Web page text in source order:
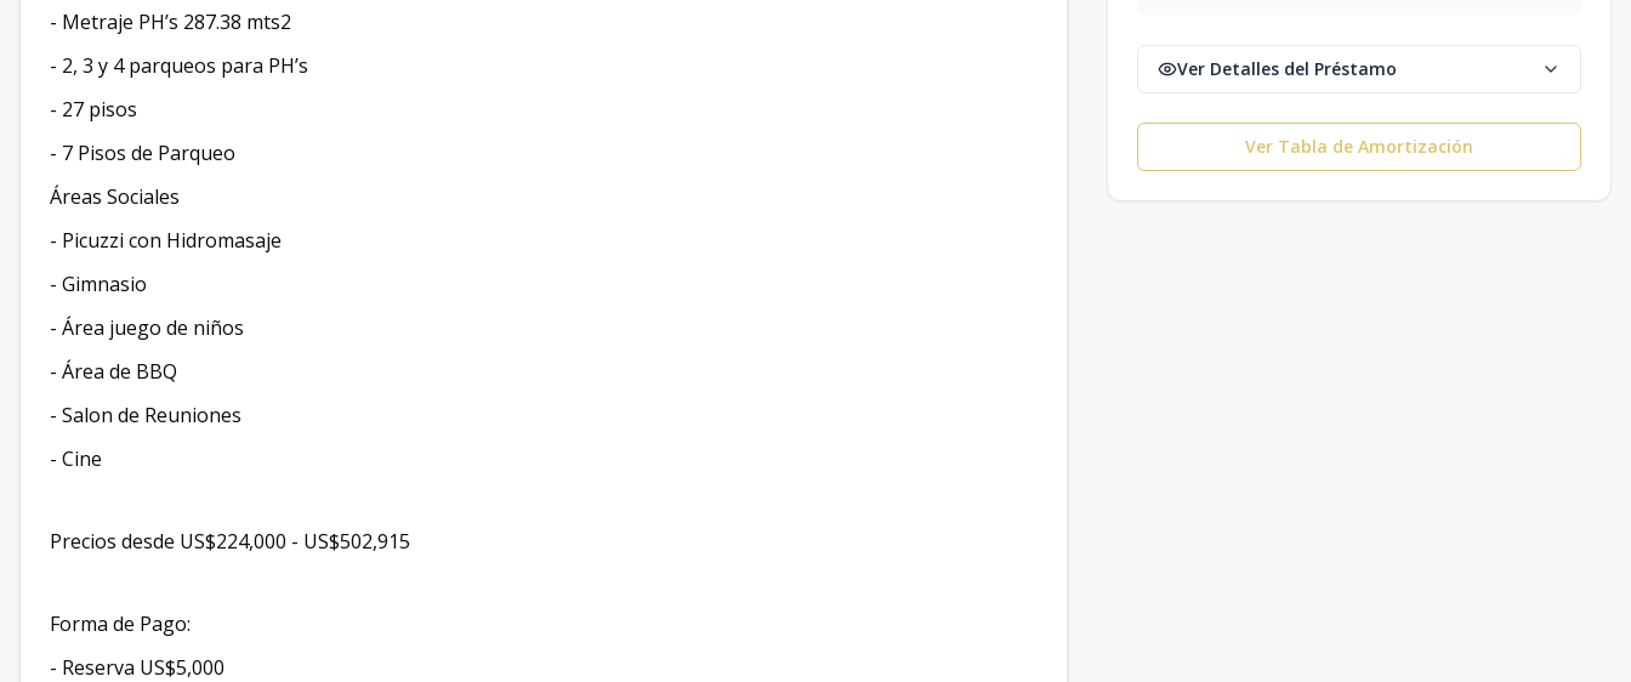
- ⁠Metraje PH’s 287.38 mts2
- ⁠2, 3 y 4 parqueos para PH’s
- ⁠27 pisos
- ⁠7 Pisos de Parqueo
Áreas Sociales
- Picuzzi con Hidromasaje
- ⁠Gimnasio
- ⁠Área juego de niños
- ⁠Área de BBQ
- ⁠Salon de Reuniones
- ⁠Cine
Precios desde US$224,000 - US$502,915
Forma de Pago:
- Reserva US$5,000
Ver Detalles del Préstamo
Ver Tabla de Amortización